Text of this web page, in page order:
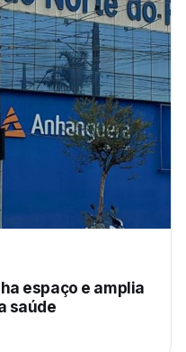
espaço e amplia
saúde